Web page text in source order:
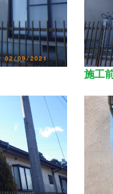
施工